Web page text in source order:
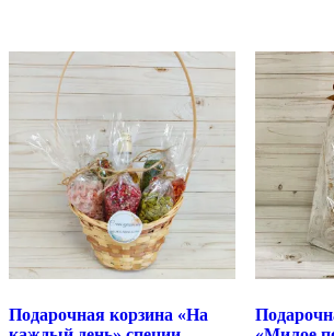
Подарочная корзина «На